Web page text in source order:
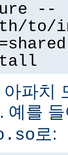
--
아파치
예를
로: